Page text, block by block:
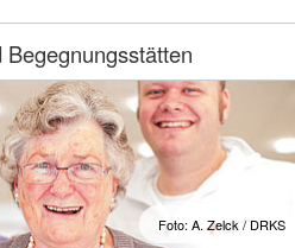
Begegnungsstätten
Foto: A. Zelck / DRKS